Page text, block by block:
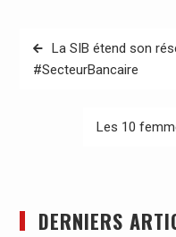
Navigation
de
La SIB étend son
#SecteurBancaire
Les 10
DERNIERS